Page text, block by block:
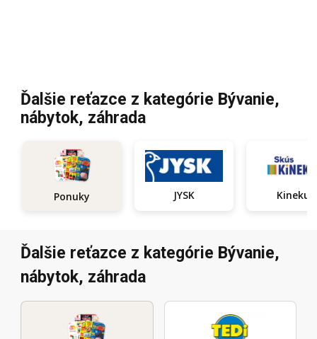
Ďalšie reťazce z kategórie Bývanie,
nábytok, záhrada
Ponuky JYSK Kinekus
Ďalšie reťazce z kategórie Bývanie,
nábytok, záhrada